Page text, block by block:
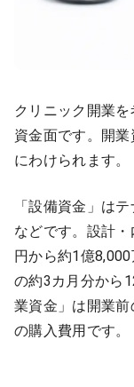
クリニック開業
資金面です。開業
にわけられます。
「設備資金」は
などです。設計
円から約1億
の約3カ月分から
業資金」は開業
の購入費用です。